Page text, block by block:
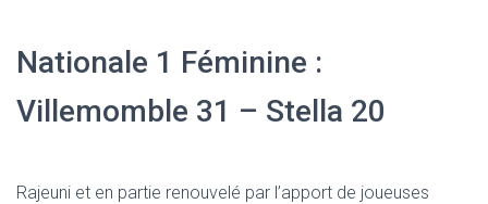
Nationale 1 Féminine :
Villemomble 31 – Stella 20
Rajeuni et en partie renouvelé par l’apport de joueuses